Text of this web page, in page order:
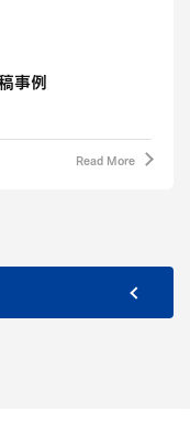
事例
Read More